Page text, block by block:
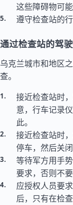
这些障碍物可
遵守检查站的行
通过检查站的驾
乌克兰城市和地区
查。
接近检查站时
意，行车记录
此。
接近检查站时
停车，然后关
等待军方用手
要求，否则不
应授权人员要
后，只有在检